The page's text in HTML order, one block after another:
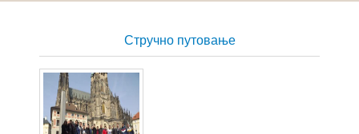
Стручно путовање